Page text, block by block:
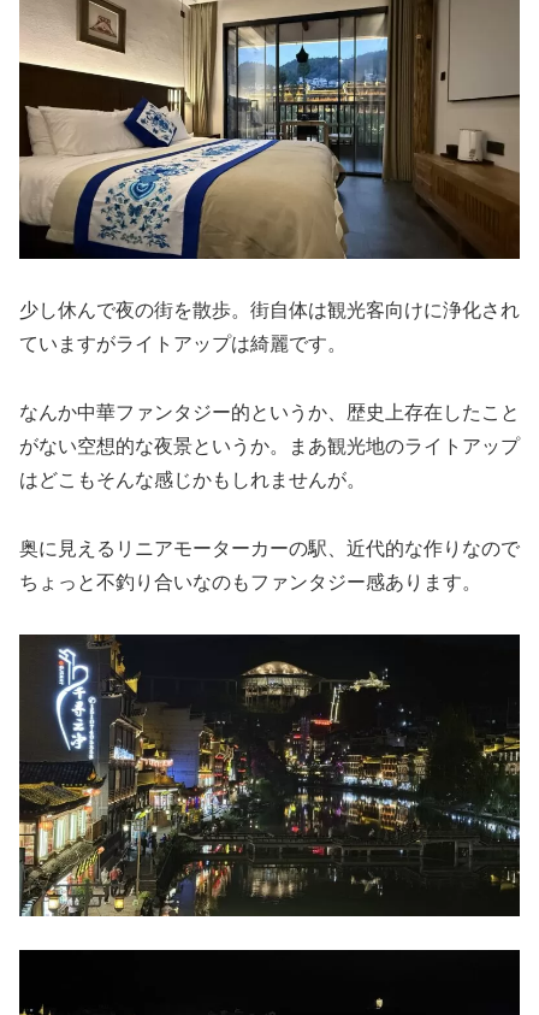
少し休んで夜の街を散歩。街自体は観光客向けに浄化され
ていますがライトアップは綺麗です。
なんか中華ファンタジー的というか、歴史上存在したこと
がない空想的な夜景というか。まあ観光地のライトアップ
はどこもそんな感じかもしれませんが。
奥に見えるリニアモーターカーの駅、近代的な作りなので
ちょっと不釣り合いなのもファンタジー感あります。